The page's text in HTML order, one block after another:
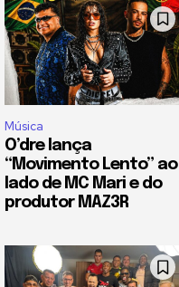
Música
O’dre lança
“Movimento Lento” ao
lado de MC Mari e do
produtor MAZ3R